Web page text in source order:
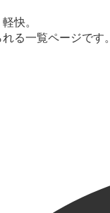
快。
る一覧ページです